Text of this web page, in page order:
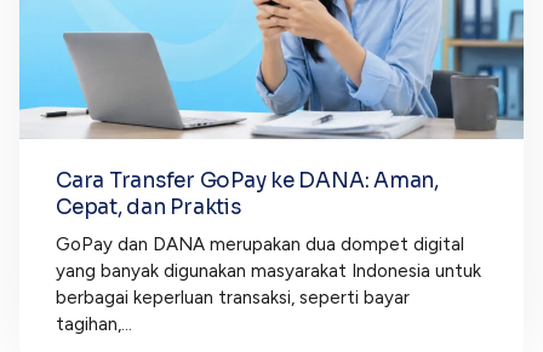
Cara Transfer GoPay ke DANA: Aman,
Cepat, dan Praktis
GoPay dan DANA merupakan dua dompet digital
yang banyak digunakan masyarakat Indonesia untuk
berbagai keperluan transaksi, seperti bayar
tagihan,...